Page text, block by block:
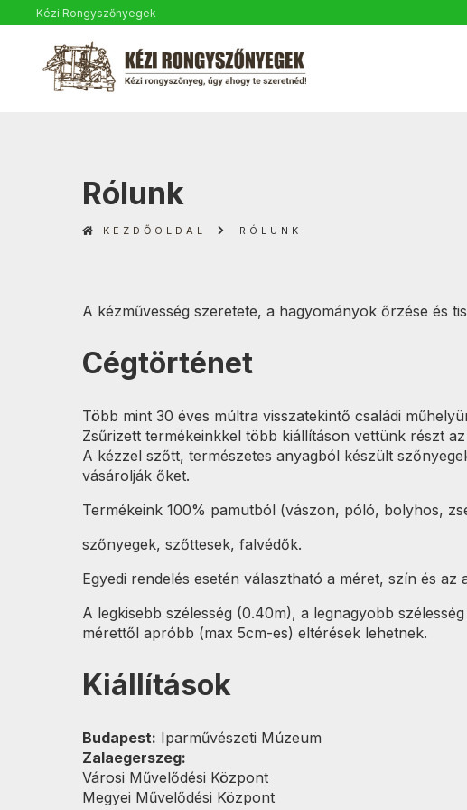
Kézi Rongyszőnyegek
Rólunk
KEZDŐOLDAL RÓLUNK
A kézművesség szeretete, a hagyományok őrzése és
Cégtörténet
Több mint 30 éves múltra visszatekintő családi
Zsűrizett termékeinkkel több kiállításon vettünk részt
A kézzel szőtt, természetes anyagból készült
vásárolják őket.
Termékeink 100% pamutból (vászon, póló, bolyhos,
szőnyegek, szőttesek, falvédők.
Egyedi rendelés esetén választható a méret, szín és az
A legkisebb szélesség (0.40m), a legnagyobb
mérettől apróbb (max 5cm-es) eltérések lehetnek.
Kiállítások
Budapest: Iparművészeti Múzeum
Zalaegerszeg:
Városi Művelődési Központ
Megyei Művelődési Központ